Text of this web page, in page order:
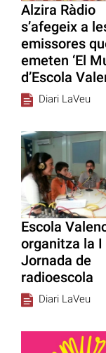
Alzira Ràdio
s’afegeix a
emissores
emeten ‘El
d’Escola
Diari LaVeu
Escola
organitza la I
Jornada de
radioescola
Diari LaVeu